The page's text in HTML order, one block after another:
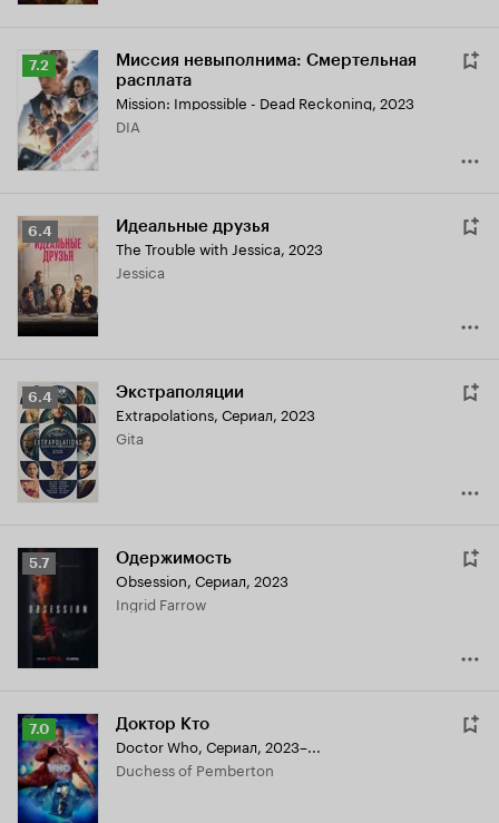
Рейтинг
Кинопоиска
7.2
7.2
Миссия невыполнима: Смертельная
расплата
Mission: Impossible - Dead Reckoning, 2023
DIA
Рейтинг
Кинопоиска
6.4
6.4 Идеальные друзья
The Trouble with Jessica, 2023
Jessica
Рейтинг
Кинопоиска
6.4
6.4 Экстраполяции
Extrapolations, Сериал, 2023
Gita
Рейтинг
Кинопоиска
5.7
5.7 Одержимость
Obsession, Сериал, 2023
Ingrid Farrow
Рейтинг
Кинопоиска
7.0
7.0 Доктор Кто
Doctor Who, Сериал, 2023–...
Duchess of Pemberton